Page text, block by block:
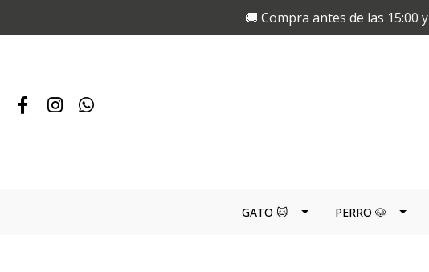
🚚 Compra antes de las 15:00 y
GATO 🐱 PERRO 🐶